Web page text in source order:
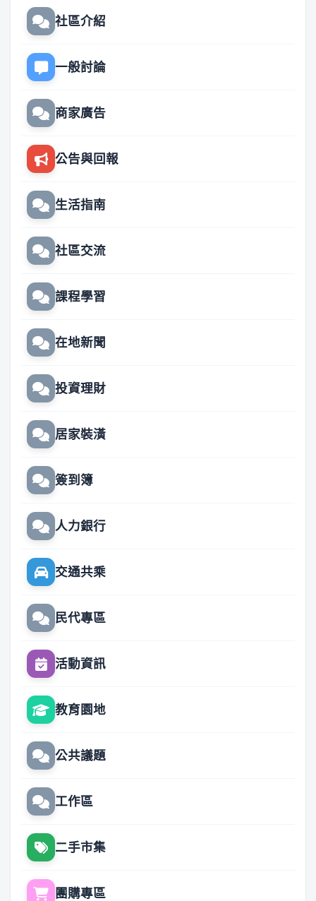
社區介紹
一般討論
商家廣告
公告與回報
生活指南
社區交流
課程學習
在地新聞
投資理財
居家裝潢
簽到簿
人力銀行
交通共乘
民代專區
活動資訊
教育園地
公共議題
工作區
二手市集
團購專區